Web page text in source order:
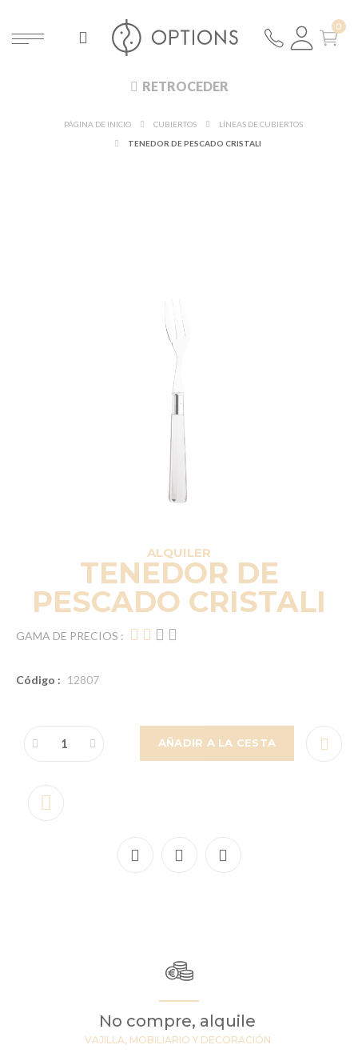
RETROCEDER
PÁGINA DE INICIO CUBIERTOS
LÍNEAS DE CUBIERTOS
TENEDOR DE PESCADO CRISTALI
ALQUILER
TENEDOR DE
PESCADO CRISTALI
GAMA DE PRECIOS :
Código : 12807
AÑADIR A LA CESTA
No compre, alquile
VAJILLA, MOBILIARIO Y DECORACIÓN